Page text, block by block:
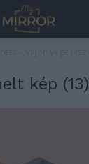
kép (13)